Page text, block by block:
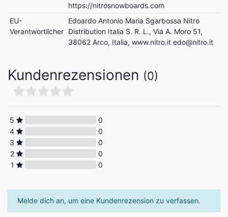
https://nitrosnowboards.com
EU-
Verantwortlicher
Edoardo Antonio Maria Sgarbossa Nitro
Distribution Italia S. R. L., Via A. Moro 51,
38062 Arco, Italia, www.nitro.it edo@nitro.it
Kundenrezensionen (0)
5
0
4
0
3
0
2
0
1
0
Melde dich an, um eine Kundenrezension zu verfassen.